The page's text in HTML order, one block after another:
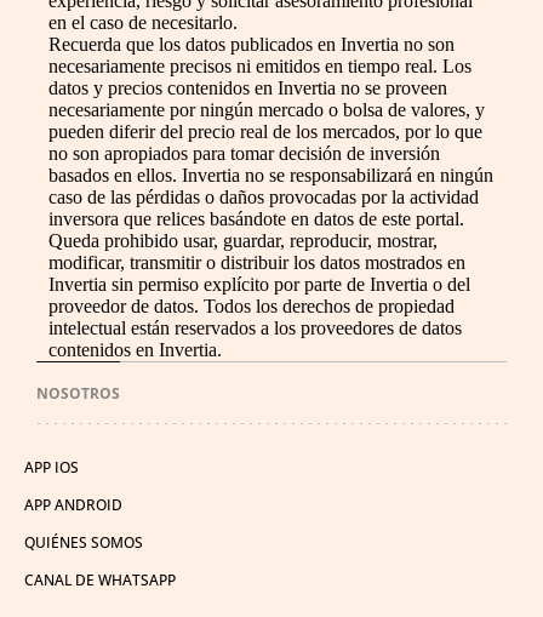
en el caso de necesitarlo.
Recuerda que los datos publicados en Invertia no son
necesariamente precisos ni emitidos en tiempo real. Los
datos y precios contenidos en Invertia no se proveen
necesariamente por ningún mercado o bolsa de valores, y
pueden diferir del precio real de los mercados, por lo que
no son apropiados para tomar decisión de inversión
basados en ellos. Invertia no se responsabilizará en ningún
caso de las pérdidas o daños provocadas por la actividad
inversora que relices basándote en datos de este portal.
Queda prohibido usar, guardar, reproducir, mostrar,
modificar, transmitir o distribuir los datos mostrados en
Invertia sin permiso explícito por parte de Invertia o del
proveedor de datos. Todos los derechos de propiedad
intelectual están reservados a los proveedores de datos
contenidos en Invertia.
NOSOTROS
APP IOS
APP ANDROID
QUIÉNES SOMOS
CANAL DE WHATSAPP